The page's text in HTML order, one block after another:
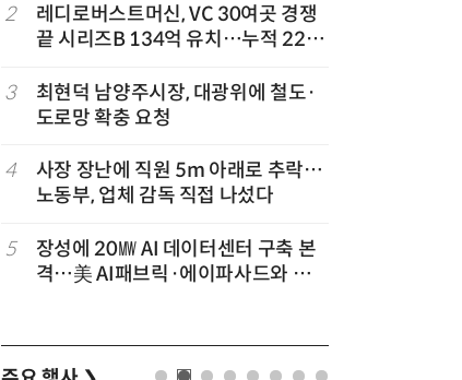
2
레디로버스트머신, VC 30여곳 경쟁
끝 시리즈B 134억 유치…누적 229
3
최현덕 남양주시장, 대광위에 철도·
도로망 확충 요청
4
사장 장난에 직원 5m 아래로 추락…
노동부, 업체 감독 직접 나섰다
5
장성에 20㎿ AI 데이터센터 구축 본
격…美 AI패브릭·에이파사드와 업